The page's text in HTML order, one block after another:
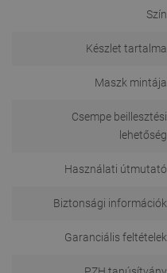
Szín
Készlet tartalma
Maszk mintája
Csempe beillesztési
lehetőség
Használati útmutató
Biztonsági információk
Garanciális feltételek